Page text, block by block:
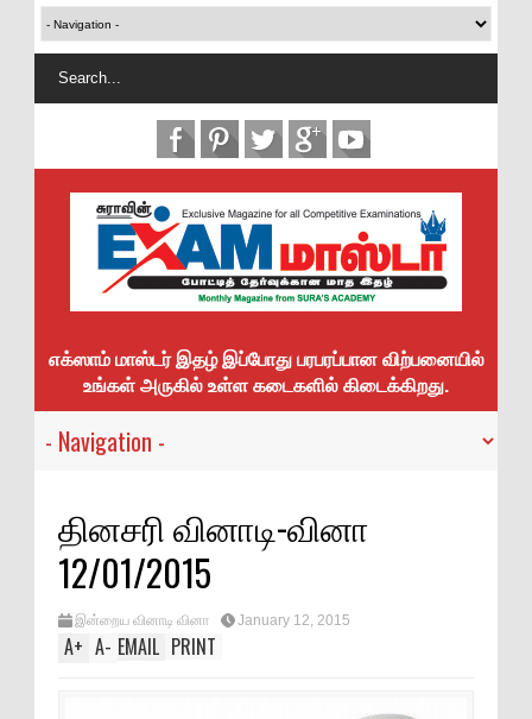
எக்ஸாம் மாஸ்டர் இதழ் இப்போது பரபரப்பான விற்பனையில்
உங்கள் அருகில் உள்ள கடைகளில் கிடைக்கிறது.
தினசரி வினாடி-வினா
12/01/2015
இன்றைய வினாடி வினா January 12, 2015
A+ A- EMAIL PRINT